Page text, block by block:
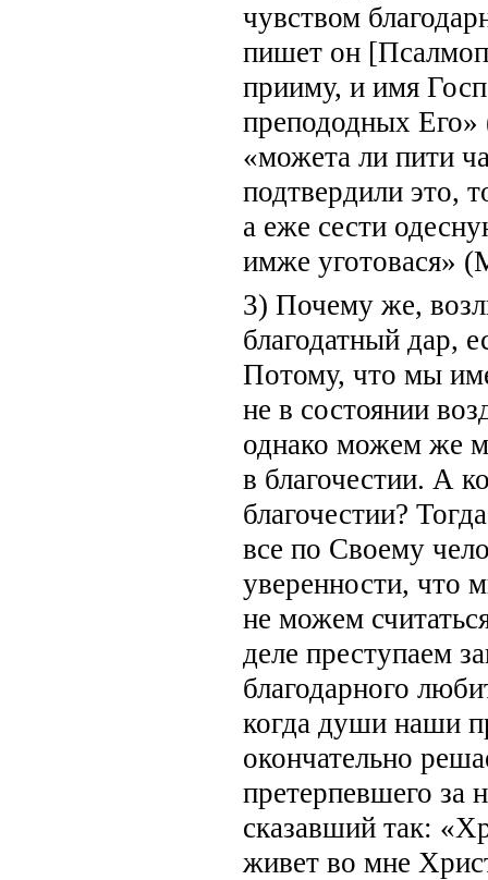
чувством
пишет он
прииму, и имя
препододных
«можета ли пити
подтвердили это,
а еже сести
имже уготовася»
3) Почему же,
благодатный дар,
Потому, что мы
не в состоянии
однако можем же
в благочестии. А
благочестии?
все по Своему
уверенности, что
не можем
деле преступаем
благодарного
когда души наши
окончательно
претерпевшего за
сказавший так:
живет во мне